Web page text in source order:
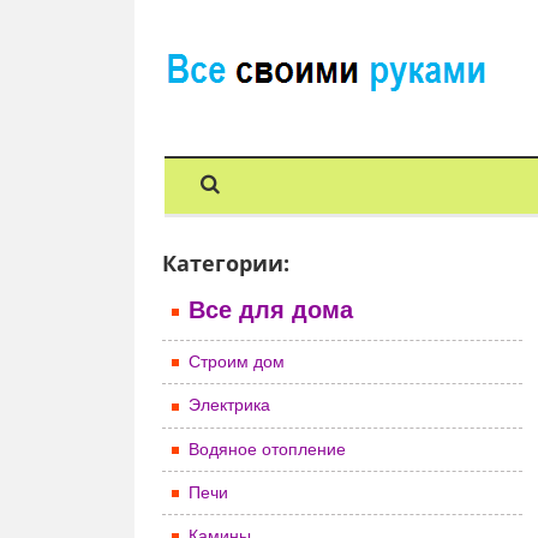
Категории:
Все для дома
Строим дом
Электрика
Водяное отопление
Печи